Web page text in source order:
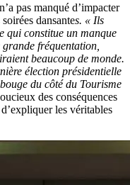
pas manqué d’impacter
dansantes. « Ils
qui constitue un manque
fréquentation,
beaucoup de monde.
élection présidentielle
du côté du Tourisme
des conséquences
les véritables